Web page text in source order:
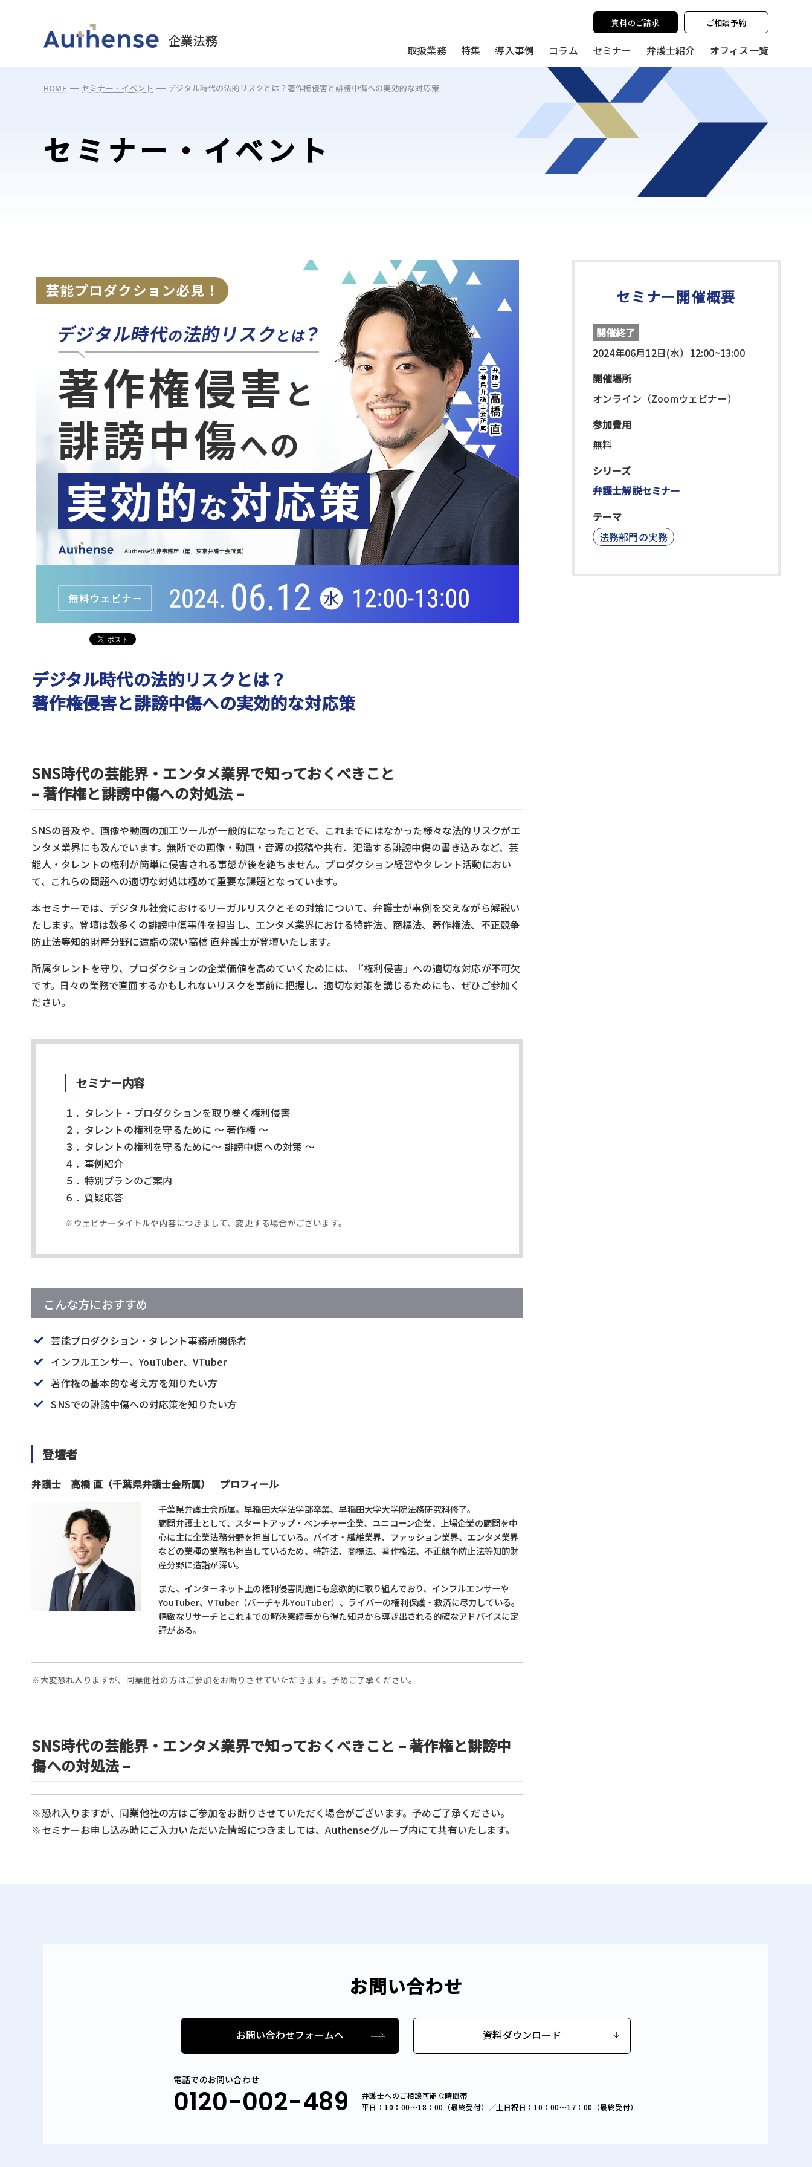
企業法務
取扱業務 特集 導入事例 コラム セミナー 弁護士紹介 オフィス一覧
資料のご請求 ご相談予約
HOME セミナー・イベント デジタル時代の法的リスクとは？ 著作権侵害と誹謗中傷への実効的な対応策
セミナー・イベント
デジタル時代の法的リスクとは？
著作権侵害と誹謗中傷への実効的な対応策
SNS時代の芸能界・エンタメ業界で知っておくべきこと
– 著作権と誹謗中傷への対処法 –
SNSの普及や、画像や動画の加工ツールが一般的になったことで、これまでにはなかった様々な法的リスクがエ
ンタメ業界にも及んでいます。無断での画像・動画・音源の投稿や共有、氾濫する誹謗中傷の書き込みなど、芸
能人・タレントの権利が簡単に侵害される事態が後を絶ちません。プロダクション経営やタレント活動におい
て、これらの問題への適切な対処は極めて重要な課題となっています。
本セミナーでは、デジタル社会におけるリーガルリスクとその対策について、弁護士が事例を交えながら解説い
たします。登壇は数多くの誹謗中傷事件を担当し、エンタメ業界における特許法、商標法、著作権法、不正競争
防止法等知的財産分野に造詣の深い高橋 直弁護士が登壇いたします。
所属タレントを守り、プロダクションの企業価値を高めていくためには、『権利侵害』への適切な対応が不可欠
です。日々の業務で直面するかもしれないリスクを事前に把握し、適切な対策を講じるためにも、ぜひご参加く
ださい。
セミナー内容
１．タレント・プロダクションを取り巻く権利侵害
２．タレントの権利を守るために ～ 著作権 ～
３．タレントの権利を守るために～ 誹謗中傷への対策 ～
４．事例紹介
５．特別プランのご案内
６．質疑応答
※ウェビナータイトルや内容につきまして、変更する場合がございます。
こんな方におすすめ
芸能プロダクション・タレント事務所関係者
インフルエンサー、YouTuber、VTuber
著作権の基本的な考え方を知りたい方
SNSでの誹謗中傷への対応策を知りたい方
登壇者
弁護士 高橋 直（千葉県弁護士会所属） プロフィール
千葉県弁護士会所属。早稲田大学法学部卒業、早稲田大学大学院法務研究科修了。
顧問弁護士として、スタートアップ・ベンチャー企業、ユニコーン企業、上場企業の顧問を中
心に主に企業法務分野を担当している。バイオ・繊維業界、ファッション業界、エンタメ業界
などの業種の業務も担当しているため、特許法、商標法、著作権法、不正競争防止法等知的財
産分野に造詣が深い。
また、インターネット上の権利侵害問題にも意欲的に取り組んでおり、インフルエンサーや
YouTuber、VTuber（バーチャルYouTuber）、ライバーの権利保護・救済に尽力している。
精緻なリサーチとこれまでの解決実績等から得た知見から導き出される的確なアドバイスに定
評がある。
※大変恐れ入りますが、同業他社の方はご参加をお断りさせていただきます。予めご了承ください。
SNS時代の芸能界・エンタメ業界で知っておくべきこと – 著作権と誹謗中
傷への対処法 –
※恐れ入りますが、同業他社の方はご参加をお断りさせていただく場合がございます。予めご了承ください。
※セミナーお申し込み時にご入力いただいた情報につきましては、Authenseグループ内にて共有いたします。
セミナー開催概要
開催終了
2024年06月12日(水）12:00~13:00
開催場所
オンライン（Zoomウェビナー）
参加費用
無料
シリーズ
弁護士解説セミナー
テーマ
法務部門の実務
お問い合わせ
お問い合わせフォームへ 資料ダウンロード
電話でのお問い合わせ
0120-002-489
弁護士へのご相談可能な時間帯
平日：10：00～18：00（最終受付）／土日祝日：10：00～17：00（最終受付）
May we use cookies to track your activities? We take your privacy very seriously. Please see our privacy policy for details and any questions.YesNo